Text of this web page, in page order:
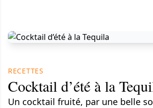
RECETTES
Cocktail d’été à la
Un cocktail fruité, par une belle